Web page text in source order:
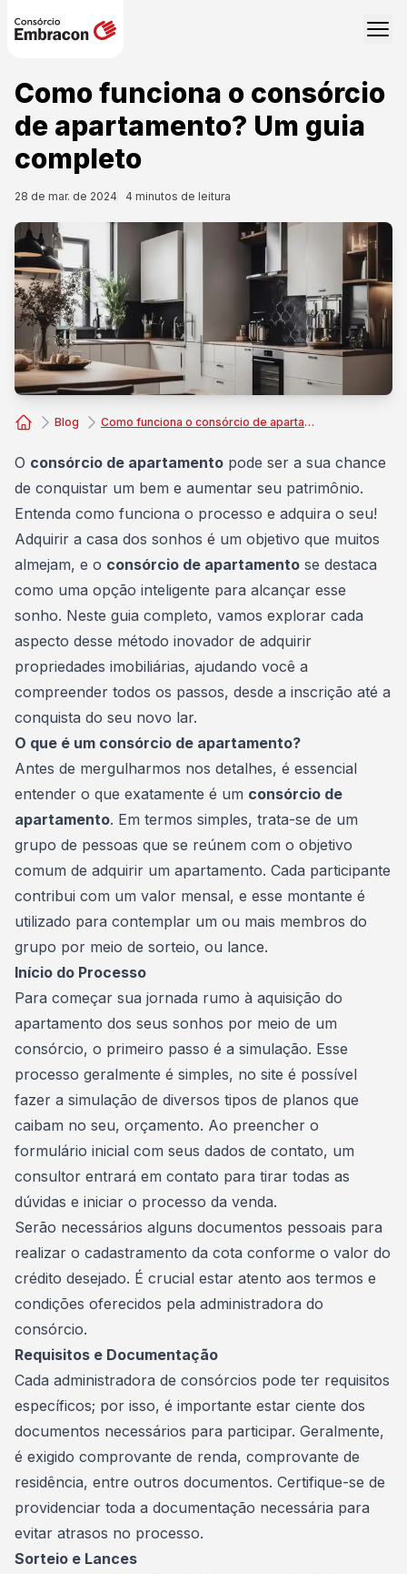
Como funciona o consórcio
de apartamento? Um guia
completo
28 de mar. de 2024 4 minutos de leitura
Blog Como funciona o consórcio de apartamento? Um guia completo
O consórcio de apartamento pode ser a sua chance
de conquistar um bem e aumentar seu patrimônio.
Entenda como funciona o processo e adquira o seu!
Adquirir a casa dos sonhos é um objetivo que muitos
almejam, e o consórcio de apartamento se destaca
como uma opção inteligente para alcançar esse
sonho. Neste guia completo, vamos explorar cada
aspecto desse método inovador de adquirir
propriedades imobiliárias, ajudando você a
compreender todos os passos, desde a inscrição até a
conquista do seu novo lar.
O que é um consórcio de apartamento?
Antes de mergulharmos nos detalhes, é essencial
entender o que exatamente é um consórcio de
apartamento. Em termos simples, trata-se de um
grupo de pessoas que se reúnem com o objetivo
comum de adquirir um apartamento. Cada participante
contribui com um valor mensal, e esse montante é
utilizado para contemplar um ou mais membros do
grupo por meio de sorteio, ou lance.
Início do Processo
Para começar sua jornada rumo à aquisição do
apartamento dos seus sonhos por meio de um
consórcio, o primeiro passo é a simulação. Esse
processo geralmente é simples, no site é possível
fazer a simulação de diversos tipos de planos que
caibam no seu, orçamento. Ao preencher o
formulário inicial com seus dados de contato, um
consultor entrará em contato para tirar todas as
dúvidas e iniciar o processo da venda.
Serão necessários alguns documentos pessoais para
realizar o cadastramento da cota conforme o valor do
crédito desejado. É crucial estar atento aos termos e
condições oferecidos pela administradora do
consórcio.
Requisitos e Documentação
Cada administradora de consórcios pode ter requisitos
específicos; por isso, é importante estar ciente dos
documentos necessários para participar. Geralmente,
é exigido comprovante de renda, comprovante de
residência, entre outros documentos. Certifique-se de
providenciar toda a documentação necessária para
evitar atrasos no processo.
Sorteio e Lances